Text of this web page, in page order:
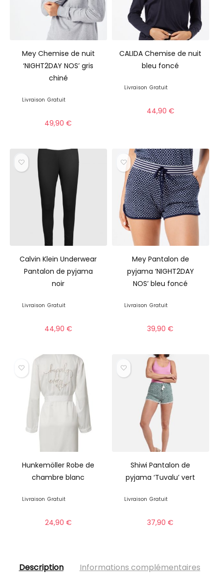
Mey Chemise de nuit
‘NIGHT2DAY NOS’ gris
chiné
Livraison Gratuit
49,90€
CALIDA Chemise de nuit
bleu foncé
Livraison Gratuit
44,90 €
Calvin Klein Underwear
Pantalon de pyjama
noir
Livraison Gratuit
44,90 €
Mey Pantalon de
pyjama ‘NIGHT2DAY
NOS’ bleu foncé
Livraison Gratuit
39,90€
Hunkemöller Robe de
chambre blanc
Livraison Gratuit
24,90 €
Shiwi Pantalon de
pyjama ‘Tuvalu’ vert
Livraison Gratuit
37,90€
Description Informations complémentaires